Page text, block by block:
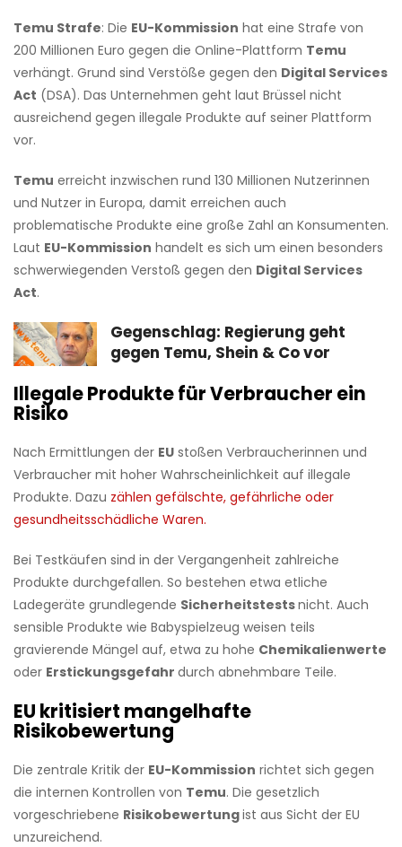
Temu Strafe: Die EU-Kommission hat eine Strafe von
200 Millionen Euro gegen die Online-Plattform Temu
verhängt. Grund sind Verstöße gegen den Digital Services
Act (DSA). Das Unternehmen geht laut Brüssel nicht
ausreichend gegen illegale Produkte auf seiner Plattform
vor.
Temu erreicht inzwischen rund 130 Millionen Nutzerinnen
und Nutzer in Europa, damit erreichen auch
problematische Produkte eine große Zahl an Konsumenten.
Laut EU-Kommission handelt es sich um einen besonders
schwerwiegenden Verstoß gegen den Digital Services
Act.
Gegenschlag: Regierung geht
gegen Temu, Shein & Co vor
Illegale Produkte für Verbraucher ein
Risiko
Nach Ermittlungen der EU stoßen Verbraucherinnen und
Verbraucher mit hoher Wahrscheinlichkeit auf illegale
Produkte. Dazu zählen gefälschte, gefährliche oder
gesundheitsschädliche Waren.
Bei Testkäufen sind in der Vergangenheit zahlreiche
Produkte durchgefallen. So bestehen etwa etliche
Ladegeräte grundlegende Sicherheitstestsnicht. Auch
sensible Produkte wie Babyspielzeug weisen teils
gravierende Mängel auf, etwa zu hohe Chemikalienwerte
oder Erstickungsgefahr durch abnehmbare Teile.
EU kritisiert mangelhafte
Risikobewertung
Die zentrale Kritik der EU-Kommission richtet sich gegen
die internen Kontrollen von Temu. Die gesetzlich
vorgeschriebene Risikobewertungist aus Sicht der EU
unzureichend.